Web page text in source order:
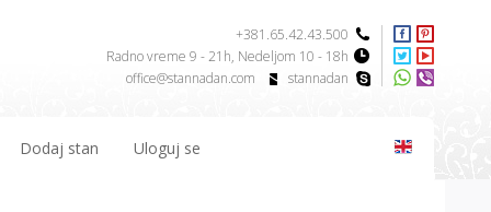
+381.65.42.43.500
Radno vreme 9 - 21h, Nedeljom 10 - 18h
stannadan
office@stannadan.com
Dodaj stan Uloguj se